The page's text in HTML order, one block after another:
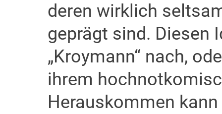
deren wirklich
geprägt sind. Diesen
„Kroymann“ nach,
ihrem
Herauskommen